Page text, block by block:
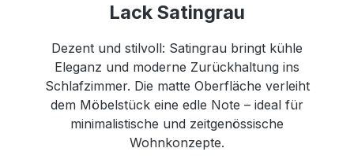
Lack Satingrau
Dezent und stilvoll: Satingrau bringt kühle
Eleganz und moderne Zurückhaltung ins
Schlafzimmer. Die matte Oberfläche verleiht
dem Möbelstück eine edle Note – ideal für
minimalistische und zeitgenössische
Wohnkonzepte.